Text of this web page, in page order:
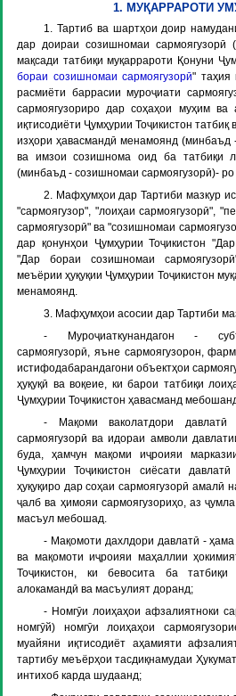
1. МУҚАРРАРОТИ
1. Тартиб ва шартҳои доир
дар доираи созишномаи
мақсади татбиқи муқаррароти Қонуни
бораи созишномаи сармоягузорӣ" таҳия
расмиёти баррасии муроҷиати
сармоягузориро дар соҳаҳои муҳим ва
иқтисодиёти Ҷумҳурии Тоҷикистон татбиқ
изҳори ҳавасмандӣ менамоянд (минбаъд
ва имзои созишнома оид ба татбиқи
(минбаъд - созишномаи сармоягузорӣ)-
2. Мафҳумҳои дар Тартиби мазкур
"сармоягузор", "лоиҳаи сармоягузорӣ",
сармоягузорӣ" ва "созишномаи
дар қонунҳои Ҷумҳурии Тоҷикистон
"Дар бораи созишномаи
меъёрии ҳуқуқии Ҷумҳурии Тоҷикистон
менамоянд.
3. Мафҳумҳои асосии дар Тартиби
- Муроҷиаткунандагон -
сармоягузорӣ, яъне сармоягузорон,
истифодабарандагони объектҳои
ҳуқуқӣ ва воқеие, ки барои татбиқи
Ҷумҳурии Тоҷикистон ҳавасманд
- Мақоми ваколатдори
сармоягузорӣ ва идораи амволи
буда, ҳамчун мақоми иҷроияи
Ҷумҳурии Тоҷикистон сиёсати
ҳуқуқиро дар соҳаи сармоягузорӣ амалӣ
ҷалб ва ҳимояи сармоягузориҳо, аз
масъул мебошад.
- Мақомоти дахлдори давлатӣ - ҳама
ва мақомоти иҷроияи маҳаллии
Тоҷикистон, ки бевосита ба татбиқи
алокамандӣ ва масъулият доранд;
- Номгӯи лоиҳаҳои афзалиятноки
номгӯй) номгӯи лоиҳаҳои
муайяни иқтисодиёт аҳамияти
тартибу меъёрҳои тасдиқнамудаи
интихоб карда шудаанд;